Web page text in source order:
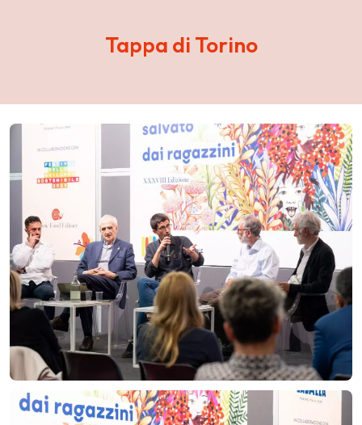
Tappa di Torino